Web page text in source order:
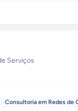
Serviços
Consultoria em Redes de